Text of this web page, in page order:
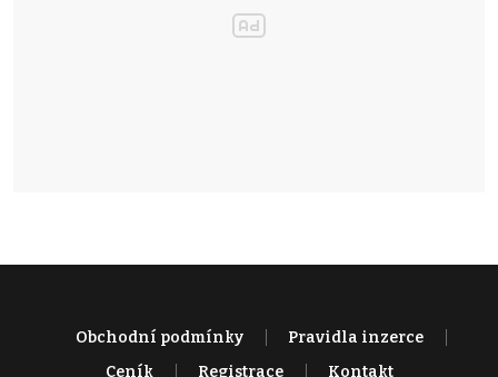
Obchodní podmínky
Pravidla inzerce
Ceník
Registrace Kontakt